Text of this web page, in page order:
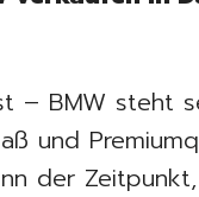
– BMW steht
und
der